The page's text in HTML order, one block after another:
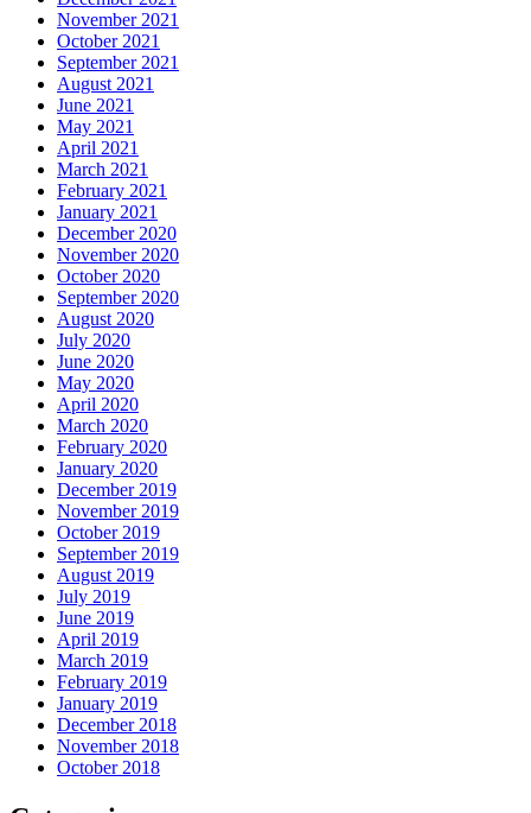
November 2021
October 2021
September 2021
August 2021
June 2021
May 2021
April 2021
March 2021
February 2021
January 2021
December 2020
November 2020
October 2020
September 2020
August 2020
July 2020
June 2020
May 2020
April 2020
March 2020
February 2020
January 2020
December 2019
November 2019
October 2019
September 2019
August 2019
July 2019
June 2019
April 2019
March 2019
February 2019
January 2019
December 2018
November 2018
October 2018